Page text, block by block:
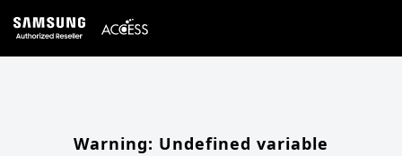
Warning : Attempt to read property "slug" on null in
company.com/public_html/ss/wp-content/themes/zeroichi_child_20221003/single.php
Warning: Undefined variable